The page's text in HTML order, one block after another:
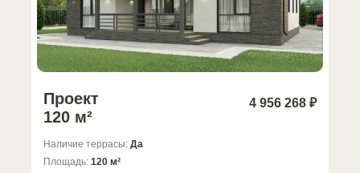
Проект
120 м²
4 956 268 ₽
Наличие террасы: Да
Площадь: 120 м²